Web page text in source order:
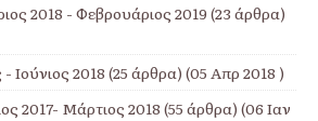
2018 - Φεβρουάριος 2019 (23 άρθρα)
Ιούνιος 2018 (25 άρθρα) (05 Απρ 2018 )
2017- Μάρτιος 2018 (55 άρθρα) (06 Ιαν